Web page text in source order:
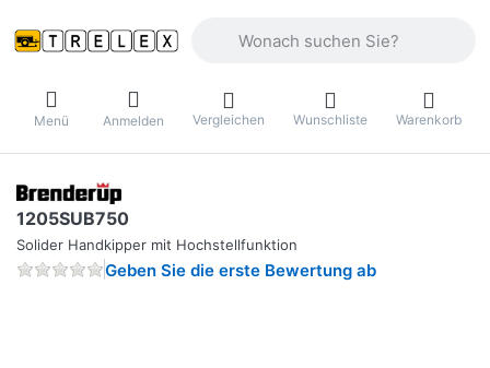
Menü Anmelden Vergleichen Wunschliste Warenkorb
1205SUB750
Solider Handkipper mit Hochstellfunktion
Geben Sie die erste Bewertung ab